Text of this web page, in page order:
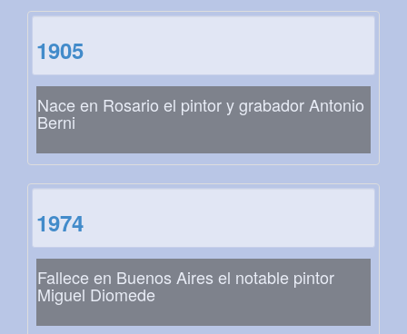
1905
Nace en Rosario el pintor y grabador Antonio
Berni
1974
Fallece en Buenos Aires el notable pintor
Miguel Diomede